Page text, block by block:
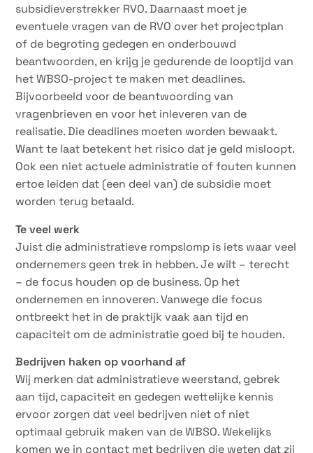
subsidieverstrekker RVO. Daarnaast moet je
eventuele vragen van de RVO over het projectplan
of de begroting gedegen en onderbouwd
beantwoorden, en krijg je gedurende de looptijd van
het WBSO-project te maken met deadlines.
Bijvoorbeeld voor de beantwoording van
vragenbrieven en voor het inleveren van de
realisatie. Die deadlines moeten worden bewaakt.
Want te laat betekent het risico dat je geld misloopt.
Ook een niet actuele administratie of fouten kunnen
ertoe leiden dat (een deel van) de subsidie moet
worden terug betaald.
Te veel werk
Juist die administratieve rompslomp is iets waar veel
ondernemers geen trek in hebben. Je wilt – terecht
– de focus houden op de business. Op het
ondernemen en innoveren. Vanwege die focus
ontbreekt het in de praktijk vaak aan tijd en
capaciteit om de administratie goed bij te houden.
Bedrijven haken op voorhand af
Wij merken dat administratieve weerstand, gebrek
aan tijd, capaciteit en gedegen wettelijke kennis
ervoor zorgen dat veel bedrijven niet of niet
optimaal gebruik maken van de WBSO. Wekelijks
komen we in contact met bedrijven die weten dat zij